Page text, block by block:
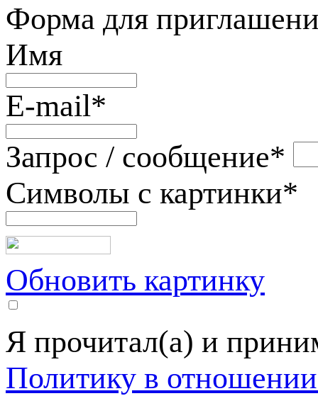
Форма для
Имя
E-mail*
Запрос / сообщение*
Символы с картинки*
Обновить картинку
Я прочитал(а) и
Политику в